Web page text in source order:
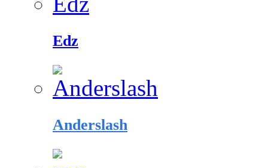
Edz
Anderslash